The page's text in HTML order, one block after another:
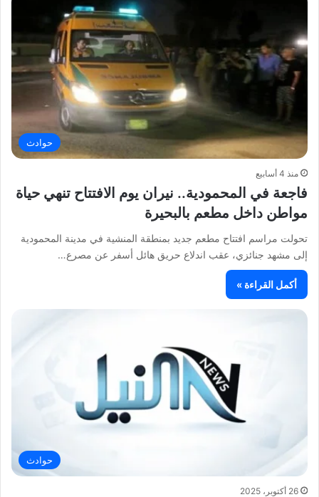
حوادث
منذ 4 أسابيع
فاجعة في المحمودية.. نيران يوم الافتتاح تنهي حياة
مواطن داخل مطعم بالبحيرة
تحولت مراسم افتتاح مطعم جديد بمنطقة المنشية في مدينة المحمودية
إلى مشهد جنائزي، عقب اندلاع حريق هائل أسفر عن مصرع…
أكمل القراءة »
حوادث
26 أكتوبر، 2025